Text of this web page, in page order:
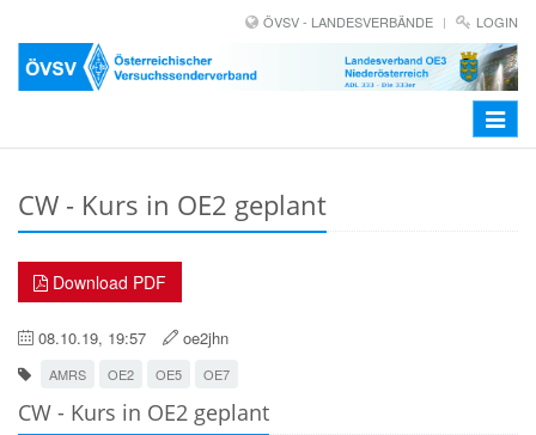
ÖVSV - LANDESVERBÄNDE LOGIN
Toggle
CW - Kurs in OE2 geplant
Download PDF
08.10.19, 19:57 oe2jhn
AMRS OE2 OE5 OE7
CW - Kurs in OE2 geplant